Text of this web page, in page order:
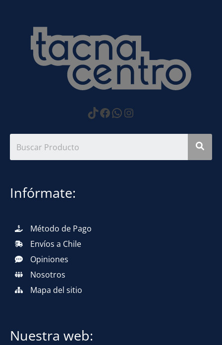
https://
Facebook
WhatsApp
Instagram
Infórmate:
Método de Pago
Envíos a Chile
Opiniones
Nosotros
Mapa del sitio
Nuestra web: